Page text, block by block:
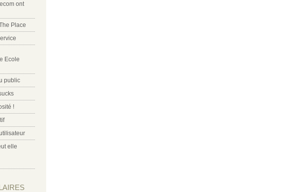
ont
Place
Ecole
public
!
elle